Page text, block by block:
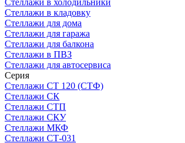
Стеллажи в холодильники
Стеллажи в кладовку
Стеллажи для дома
Стеллажи для гаража
Стеллажи для балкона
Стеллажи в ПВЗ
Стеллажи для автосервиса
Серия
Стеллажи СТ 120 (СТФ)
Стеллажи СК
Стеллажи СТП
Стеллажи СКУ
Стеллажи МКФ
Стеллажи СТ-031